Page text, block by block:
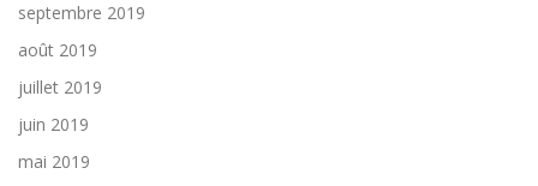
septembre 2019
août 2019
juillet 2019
juin 2019
mai 2019